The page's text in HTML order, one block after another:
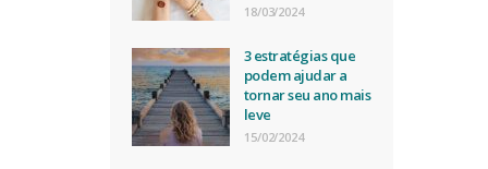
18/03/2024
3 estratégias que
podem ajudar a
tornar seu ano mais
leve
15/02/2024